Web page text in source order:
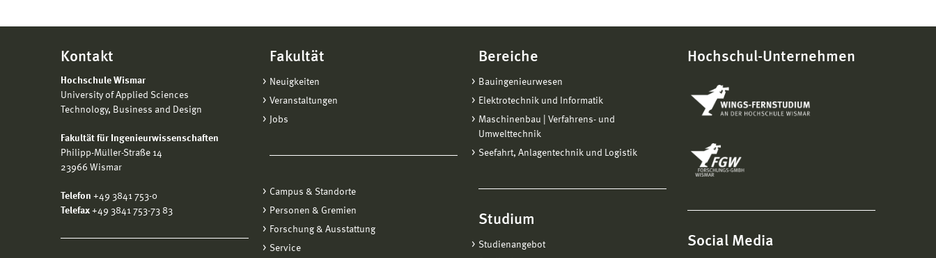
Kontakt
Hochschule Wismar
University of Applied Sciences
Technology, Business and Design
Fakultät für Ingenieurwissenschaften
Philipp-Müller-Straße 14
23966 Wismar
Telefon +49 3841 753-0
Telefax +49 3841 753-73 83
Fakultät
Neuigkeiten
Veranstaltungen
Jobs
Campus & Standorte
Personen & Gremien
Forschung & Ausstattung
Service
Bereiche
Bauingenieurwesen
Elektrotechnik und Informatik
Maschinenbau | Verfahrens- und
Umwelttechnik
Seefahrt, Anlagentechnik und Logistik
Studium
Studienangebot
Hochschul-Unternehmen
Social Media